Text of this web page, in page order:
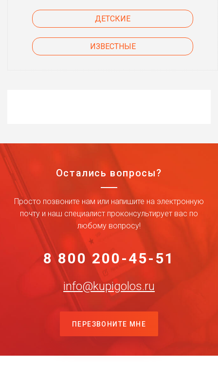
ДЕТСКИЕ
ИЗВЕСТНЫЕ
Остались вопросы?
Просто позвоните нам или напишите на электронную
почту и наш специалист проконсультирует вас по
любому вопросу!
8 800 200-45-51
info@kupigolos.ru
ПЕРЕЗВОНИТЕ МНЕ